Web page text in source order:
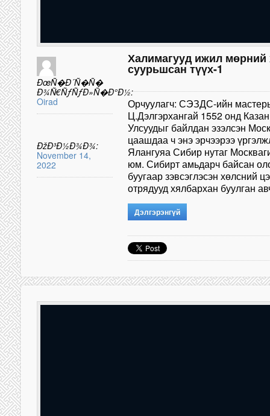
ÐœÑ�Ð´Ñ�Ñ�
Ð¾Ñ€ÑƒÑƒÐ»Ñ�Ð°Ð½:
Oirad
ÐžÐ³Ð½Ð¾Ð¾:
November 14,
2022
Халимагууд ижил
суурьшсан түүх-1
Орчуулагч: СЭЗДС-ийн
Ц.Дэлгэрхангай 1552 онд
Улсуудыг байлдан эзэлсэн
цаашдаа ч энэ эрчээрээ
Ялангуяа Сибир нутаг
юм. Сибирт амьдарч байсан
буугаар зэвсэглэсэн хөлсний
отрядууд хялбархан буулган
Дэлгэрэнгүй